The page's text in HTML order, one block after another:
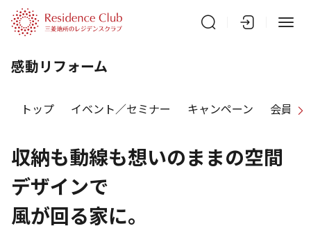
感動リフォーム
トップ イベント／セミナー キャンペーン 会員特
収納も動線も想いのままの空間
デザインで
風が回る家に。